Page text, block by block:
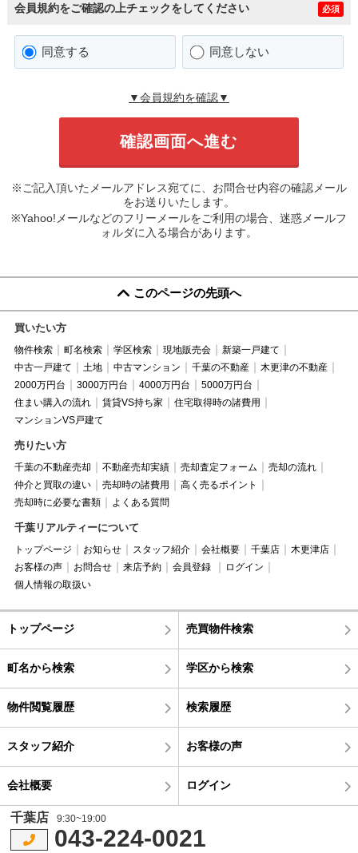
会員規約をご確認の上チェックをしてください 必須
同意する 同意しない
▼会員規約を確認▼
※ご記入頂いたメールアドレス宛てに、お問合せ内容の確認メール
をお送りいたします。
※Yahoo!メールなどのフリーメールをご利用の場合、迷惑メールフ
ォルダに入る場合があります。
このページの先頭へ
買いたい方
物件検索 町名検索 学区検索 現地販売会
新築一戸建て
中古一戸建て
土地 中古マンション 千葉の不動産
木更津の不動産
2000万円台
3000万円台 4000万円台
5000万円台
住まい購入の流れ
賃貸VS持ち家
住宅取得時の諸費用
マンションVS戸建て
売りたい方
千葉の不動産売却 不動産売却実績 売却査定フォーム
売却の流れ
仲介と買取の違い
売却時の諸費用
高く売るポイント
売却時に必要な書類
よくある質問
千葉リアルティーについて
トップページ お知らせ スタッフ紹介 会社概要 千葉店
木更津店
お客様の声
お問合せ 来店予約 会員登録
ログイン
個人情報の取扱い
トップページ 売買物件検索
町名から検索 学区から検索
物件閲覧履歴 検索履歴
スタッフ紹介 お客様の声
会社概要 ログイン
千葉店 9:30~19:00
043-224-0021